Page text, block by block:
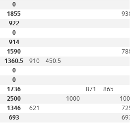
0
1855
938
922
0
914
1590
788
1360.5 910
450.5
0
0
1736 871
865
2500 1000
1000
1346 621
725
693 693